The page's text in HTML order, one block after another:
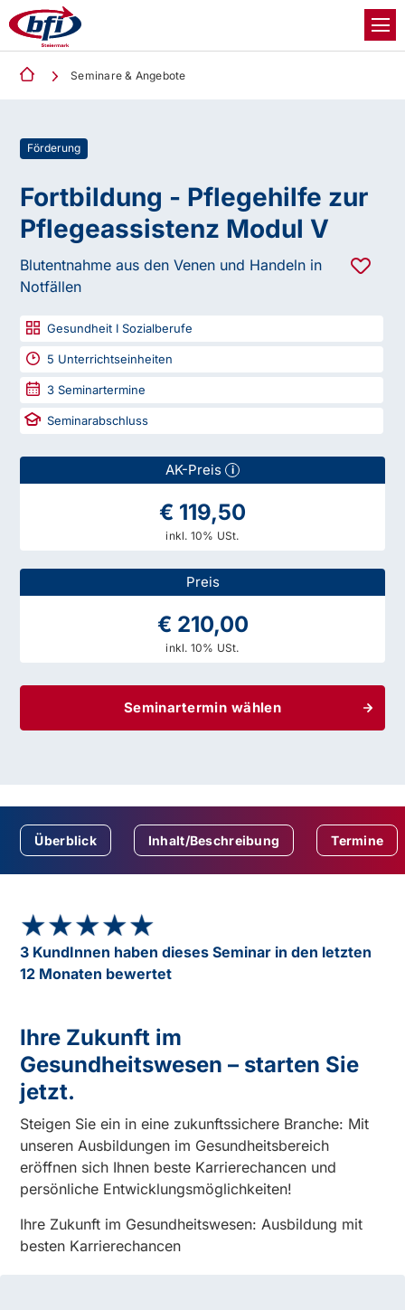
Seminare & Angebote
Förderung
Fortbildung - Pflegehilfe zur
Pflegeassistenz Modul V
Blutentnahme aus den Venen und Handeln in
Notfällen
Gesundheit I Sozialberufe
5 Unterrichtseinheiten
3 Seminartermine
Seminarabschluss
AK-Preis i
€ 119,50
inkl. 10% USt.
Preis
€ 210,00
inkl. 10% USt.
Seminartermin wählen
Überblick Inhalt/Beschreibung Termine
★★★★★
★★★★★
3 KundInnen haben dieses Seminar in den letzten
12 Monaten bewertet
Ihre Zukunft im
Gesundheitswesen – starten Sie
jetzt.
Steigen Sie ein in eine zukunftssichere Branche: Mit
unseren Ausbildungen im Gesundheitsbereich
eröffnen sich Ihnen beste Karrierechancen und
persönliche Entwicklungsmöglichkeiten!
Ihre Zukunft im Gesundheitswesen: Ausbildung mit
besten Karrierechancen